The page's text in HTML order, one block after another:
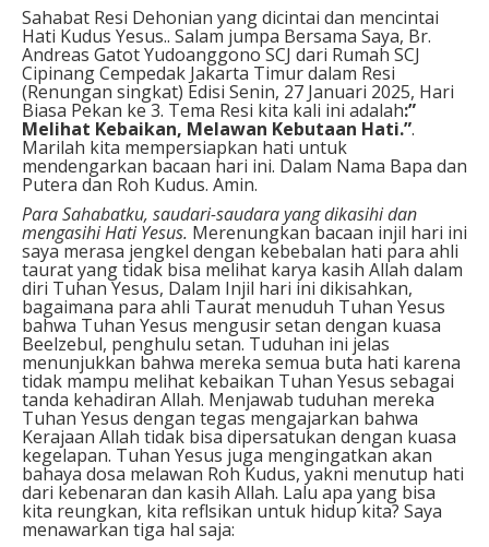
Sahabat Resi Dehonian yang dicintai dan mencintai
Hati Kudus Yesus.. Salam jumpa Bersama Saya, Br.
Andreas Gatot Yudoanggono SCJ dari Rumah SCJ
Cipinang Cempedak Jakarta Timur dalam Resi
(Renungan singkat) Edisi Senin, 27 Januari 2025, Hari
Biasa Pekan ke 3. Tema Resi kita kali ini adalah:”
Melihat Kebaikan, Melawan Kebutaan Hati.”.
Marilah kita mempersiapkan hati untuk
mendengarkan bacaan hari ini. Dalam Nama Bapa dan
Putera dan Roh Kudus. Amin.
Para Sahabatku, saudari-saudara yang dikasihi dan
mengasihi Hati Yesus. Merenungkan bacaan injil hari ini
saya merasa jengkel dengan kebebalan hati para ahli
taurat yang tidak bisa melihat karya kasih Allah dalam
diri Tuhan Yesus, Dalam Injil hari ini dikisahkan,
bagaimana para ahli Taurat menuduh Tuhan Yesus
bahwa Tuhan Yesus mengusir setan dengan kuasa
Beelzebul, penghulu setan. Tuduhan ini jelas
menunjukkan bahwa mereka semua buta hati karena
tidak mampu melihat kebaikan Tuhan Yesus sebagai
tanda kehadiran Allah. Menjawab tuduhan mereka
Tuhan Yesus dengan tegas mengajarkan bahwa
Kerajaan Allah tidak bisa dipersatukan dengan kuasa
kegelapan. Tuhan Yesus juga mengingatkan akan
bahaya dosa melawan Roh Kudus, yakni menutup hati
dari kebenaran dan kasih Allah. Lalu apa yang bisa
kita reungkan, kita reflsikan untuk hidup kita? Saya
menawarkan tiga hal saja: